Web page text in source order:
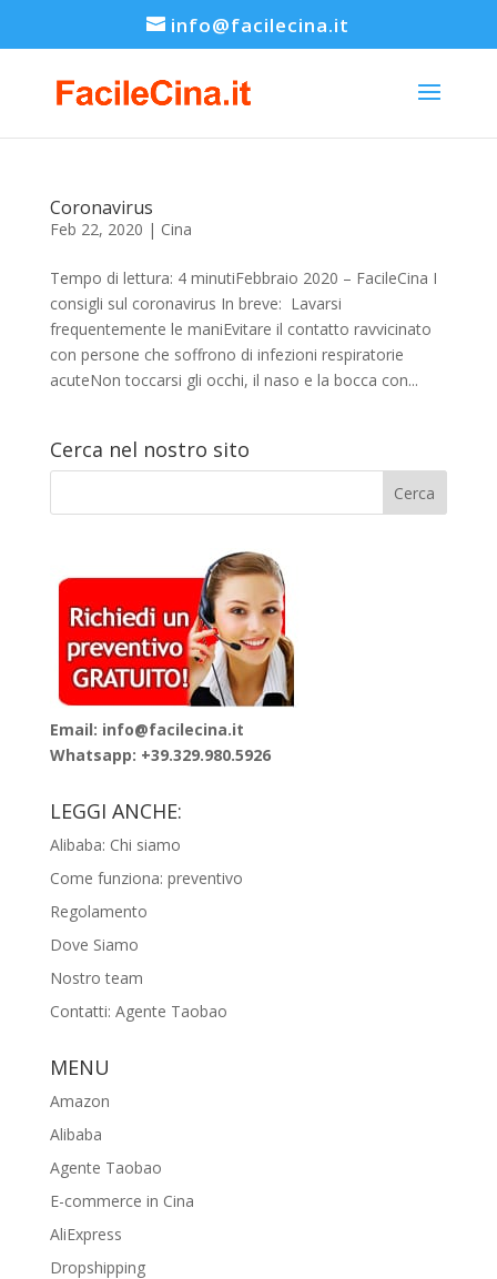
info@facilecina.it
Coronavirus
Feb 22, 2020 | Cina
Tempo di lettura: 4 minutiFebbraio 2020 – FacileCina I
consigli sul coronavirus In breve: Lavarsi
frequentemente le maniEvitare il contatto ravvicinato
con persone che soffrono di infezioni respiratorie
acuteNon toccarsi gli occhi, il naso e la bocca con...
Cerca nel nostro sito
Email: info@facilecina.it
Whatsapp: +39.329.980.5926
LEGGI ANCHE:
Alibaba: Chi siamo
Come funziona: preventivo
Regolamento
Dove Siamo
Nostro team
Contatti: Agente Taobao
MENU
Amazon
Alibaba
Agente Taobao
E-commerce in Cina
AliExpress
Dropshipping